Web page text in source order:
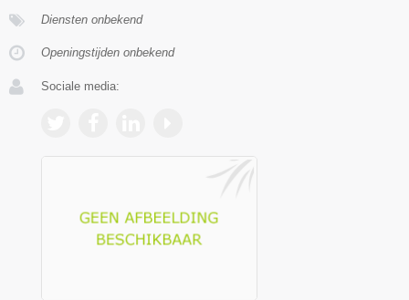
Diensten onbekend
Openingstijden onbekend
Sociale media: